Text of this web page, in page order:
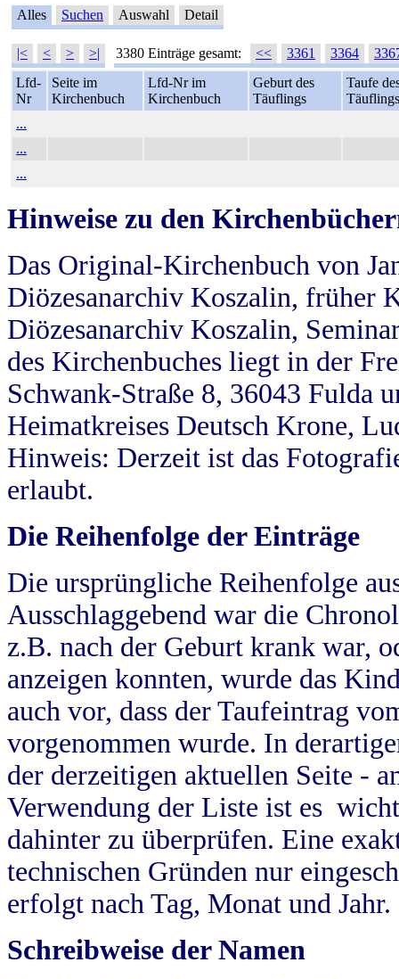
Alles Suchen Auswahl Detail
|< < > >| 3380 Einträge gesamt: << 3361 3364
Lfd-
Nr
Seite im
Kirchenbuch
Lfd-Nr im
Kirchenbuch
Geburt des
Täuflings
Taufe
Täuflings
...
...
...
Hinweise zu den
Das Original-Kirchenbuch von
Diözesanarchiv Koszalin, früher
Diözesanarchiv Koszalin,
des Kirchenbuches liegt in der
Schwank-Straße 8, 36043 Fulda
Heimatkreises Deutsch Krone,
Hinweis: Derzeit ist das
erlaubt.
Die Reihenfolge der Einträge
Die ursprüngliche Reihenfolge
Ausschlaggebend war die
z.B. nach der Geburt krank war,
anzeigen konnten, wurde das
auch vor, dass der Taufeintrag
vorgenommen wurde. In
der derzeitigen aktuellen Seite -
Verwendung der Liste ist es
dahinter zu überprüfen. Eine
technischen Gründen nur
erfolgt nach Tag, Monat und Jahr.
Schreibweise der Namen